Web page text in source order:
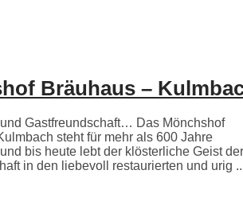
Bräuhaus –
Gastfreundschaft… Das Mönchshof
steht für mehr als 600 Jahre
bis heute lebt der klösterliche Geist der
in den liebevoll restaurierten und urig